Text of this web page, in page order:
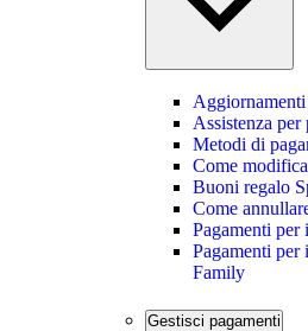
Assistenza
Metodi di
Come
Buoni regalo
Come
Pagamenti
Pagamenti
Family
Gestisci pagamenti